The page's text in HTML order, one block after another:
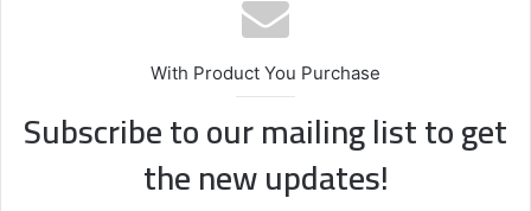
With Product You Purchase
Subscribe to our mailing list to get
the new updates!